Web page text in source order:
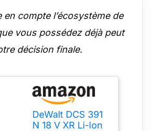
en compte l’écosystème de
vous possédez déjà peut
décision finale.
DeWalt DCS 391
N 18 V XR Li-Ion